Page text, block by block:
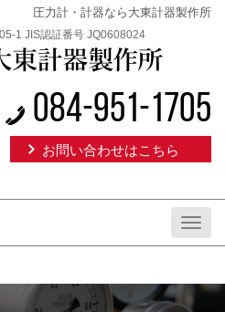
圧力計・計器なら大東計器製作所
1 JIS認証番号 JQ0608024
084-951-1705
お問い合わせはこちら